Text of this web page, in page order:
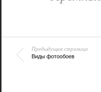
Предыдущая страница
Виды фотообоев